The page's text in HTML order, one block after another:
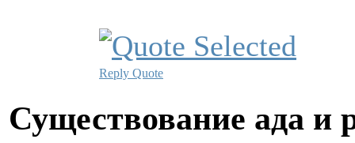
Reply Quote
Существование ада и